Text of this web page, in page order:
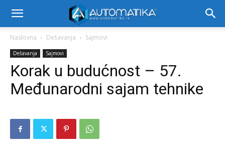
Naslovna Dešavanja Sajmovi
Dešavanja Sajmovi
Korak u budućnost – 57.
Međunarodni sajam tehnike